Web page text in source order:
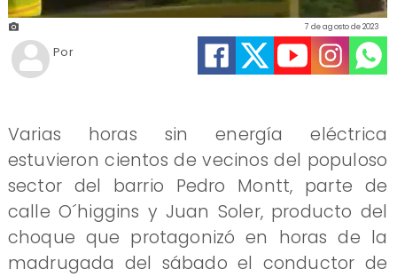
7 de agosto de 2023
Por
Varias horas sin energía eléctrica
estuvieron cientos de vecinos del populoso
sector del barrio Pedro Montt, parte de
calle O´higgins y Juan Soler, producto del
choque que protagonizó en horas de la
madrugada del sábado el conductor de